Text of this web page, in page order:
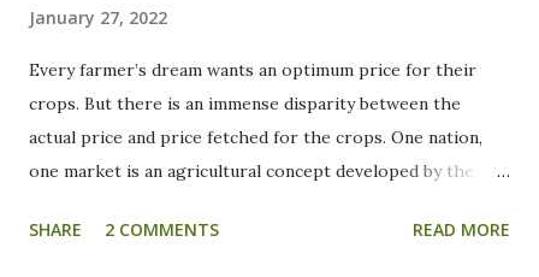
January 27, 2022
Every farmer’s dream wants an optimum price for their
crops. But there is an immense disparity between the
actual price and price fetched for the crops. One nation,
one market is an agricultural concept developed by the
has just been in books and bills till now. But 2016 saw one
SHARE 2 COMMENTS READ MORE